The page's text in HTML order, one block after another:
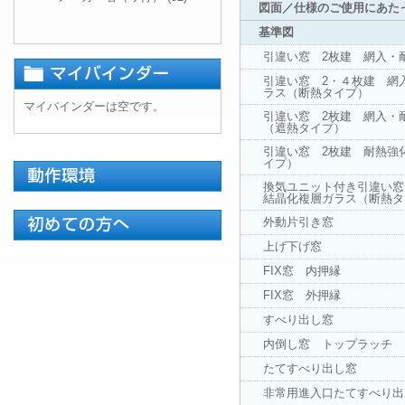
図面／仕様のご使用にあた
基準図
引違い窓 2枚建 網入・
引違い窓 2・４枚建 網
ラス（断熱タイプ）
引違い窓 2枚建 網入・
（遮熱タイプ）
引違い窓 2枚建 耐熱強
イプ）
換気ユニット付き引違
結晶化複層ガラス（断熱
外動片引き窓
上げ下げ窓
FIX窓 内押縁
FIX窓 外押縁
すべり出し窓
内倒し窓 トップラッチ
たてすべり出し窓
非常用進入口たてすべり
マイバインダーは空です。